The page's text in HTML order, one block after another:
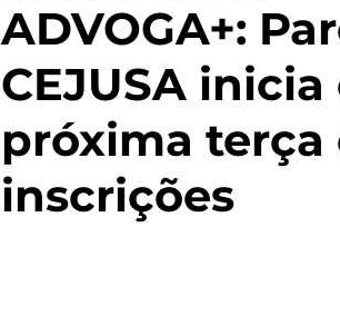
ADVOGA+:
CEJUSA
próxima terça
inscrições